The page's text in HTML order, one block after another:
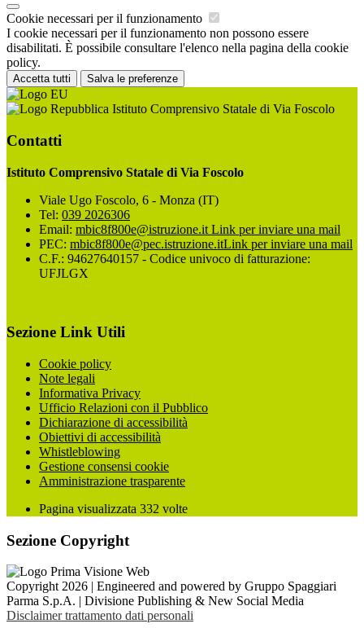
Cookie necessari per il funzionamento
I cookie necessari per il funzionamento non possono essere
disabilitati. È possibile consultare l'elenco nella pagina della cookie
policy.
Accetta tutti Salva le preferenze
Istituto Comprensivo Statale di Via Foscolo
Contatti
Istituto Comprensivo Statale di Via Foscolo
Viale Ugo Foscolo, 6 - Monza (IT)
Tel: 039 2026306
Email: mbic8f800e@istruzione.it Link per inviare una mail
PEC: mbic8f800e@pec.istruzione.itLink per inviare una mail
C.F.: 94627640157 - Codice univoco di fatturazione:
UFJLGX
Sezione Link Utili
Cookie policy
Note legali
Informativa Privacy
Ufficio Relazioni con il Pubblico
Dichiarazione di accessibilità
Obiettivi di accessibilità
Whistleblowing
Gestione consensi cookie
Amministrazione trasparente
Pagina visualizzata 332 volte
Sezione Copyright
Copyright 2026 | Engineered and powered by Gruppo Spaggiari
Parma S.p.A. | Divisione Publishing & New Social Media
Disclaimer trattamento dati personali